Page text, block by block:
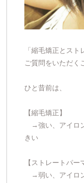
「縮毛矯正とス
ご質問をいただく
ひと昔前は、
【縮毛矯正】
→強い、アイロ
きい
【ストレートパー
→弱い、アイロ